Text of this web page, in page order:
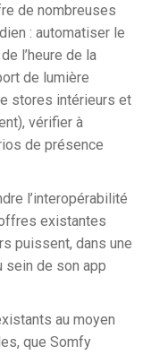
de nombreuses
: automatiser le
l’heure de la
de lumière
stores intérieurs et
vérifier à
de présence
l’interopérabilité
existantes
puissent, dans une
sein de son app
au moyen
que Somfy